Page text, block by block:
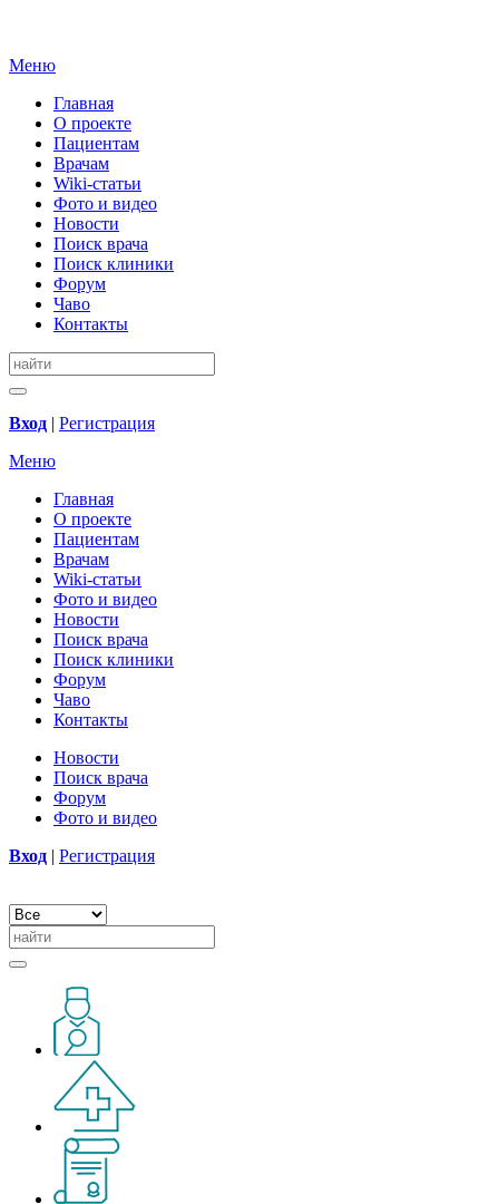
Меню
Главная
О проекте
Пациентам
Врачам
Wiki-статьи
Фото и видео
Новости
Поиск врача
Поиск клиники
Форум
Чаво
Контакты
Вход | Регистрация
Меню
Главная
О проекте
Пациентам
Врачам
Wiki-статьи
Фото и видео
Новости
Поиск врача
Поиск клиники
Форум
Чаво
Контакты
Новости
Поиск врача
Форум
Фото и видео
Вход | Регистрация